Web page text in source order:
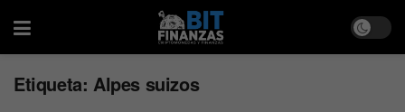
Etiqueta: Alpes suizos